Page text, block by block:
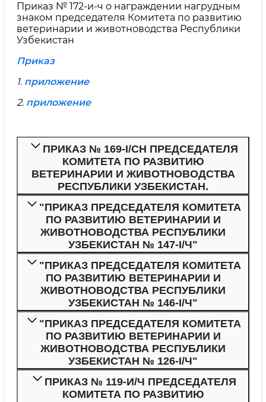
Приказ № 172-и-ч о награждении нагрудным
знаком председателя Комитета по развитию
ветеринарии и животноводства Республики
Узбекистан
Приказ
1. приложение
2. приложение
ПРИКАЗ № 169-I/CH ПРЕДСЕДАТЕЛЯ
КОМИТЕТА ПО РАЗВИТИЮ
ВЕТЕРИНАРИИ И ЖИВОТНОВОДСТВА
РЕСПУБЛИКИ УЗБЕКИСТАН.
"ПРИКАЗ ПРЕДСЕДАТЕЛЯ КОМИТЕТА
ПО РАЗВИТИЮ ВЕТЕРИНАРИИ И
ЖИВОТНОВОДСТВА РЕСПУБЛИКИ
УЗБЕКИСТАН № 147-I/Ч"
"ПРИКАЗ ПРЕДСЕДАТЕЛЯ КОМИТЕТА
ПО РАЗВИТИЮ ВЕТЕРИНАРИИ И
ЖИВОТНОВОДСТВА РЕСПУБЛИКИ
УЗБЕКИСТАН № 146-I/Ч"
"ПРИКАЗ ПРЕДСЕДАТЕЛЯ КОМИТЕТА
ПО РАЗВИТИЮ ВЕТЕРИНАРИИ И
ЖИВОТНОВОДСТВА РЕСПУБЛИКИ
УЗБЕКИСТАН № 126-I/Ч"
ПРИКАЗ № 119-И/Ч ПРЕДСЕДАТЕЛЯ
КОМИТЕТА ПО РАЗВИТИЮ